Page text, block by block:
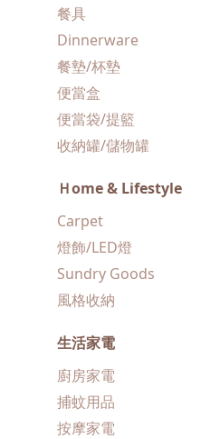
餐具
Dinnerware
餐墊/杯墊
便當盒
便當袋/提籃
收納罐/儲物罐
Ｈome & Lifestyle
Carpet
燈飾/LED燈
Sundry Goods
風格收納
生活家電
廚房家電
捕蚊用品
按摩家電